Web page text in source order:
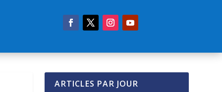
ARTICLES PAR JOUR